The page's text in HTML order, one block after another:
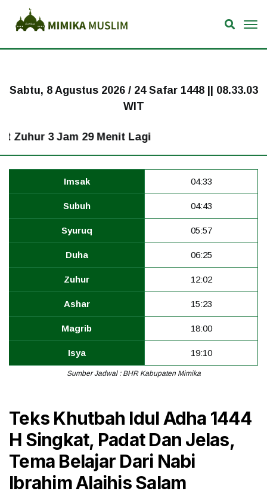
Sabtu, 8 Agustus 2026 / 24 Safar 1448 || 08.33.04
WIT
3 Jam 29 Menit Lagi
Imsak 04:33
Subuh 04:43
Syuruq 05:57
Duha 06:25
Zuhur 12:02
Ashar 15:23
Magrib 18:00
Isya 19:10
Sumber Jadwal : BHR Kabupaten Mimika
Teks Khutbah Idul Adha 1444
H Singkat, Padat Dan Jelas,
Tema Belajar Dari Nabi
Ibrahim Alaihis Salam